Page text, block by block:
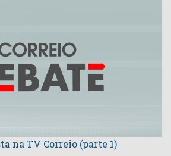
na TV Correio (parte 1)